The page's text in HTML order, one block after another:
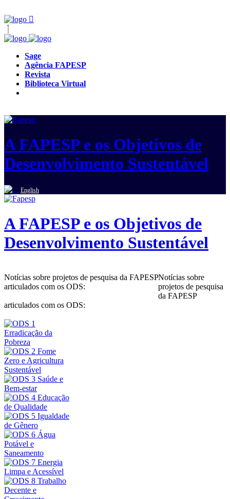
Sage
Agência FAPESP
Revista
Biblioteca Virtual
A FAPESP e os Objetivos de
Desenvolvimento Sustentável
English
A FAPESP e os Objetivos de
Desenvolvimento Sustentável
Notícias sobre projetos de pesquisa da FAPESP
articulados com os ODS:
Notícias sobre
projetos de pesquisa
da FAPESP
articulados com os ODS: